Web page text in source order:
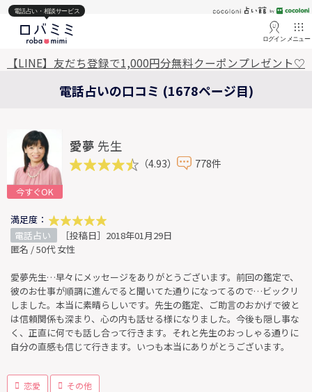
電話占い・相談サービス
ログイン メニュー
【LINE】友だち登録で1,000円分無料クーポンプレゼント♡
電話占いの口コミ (1678ページ目)
今すぐOK
愛夢 先生
（4.93） 778件
満足度：
電話占い
［投稿日］2018年01月29日
匿名 / 50代 女性
愛夢先生…早々にメッセージをありがとうございます。前回の鑑定で、
彼のお仕事が順調に進んでると聞いてた通りになってるので…ビックリ
しました。本当に素晴らしいです。先生の鑑定、ご助言のおかげで彼と
は信頼関係も深まり、心の内も話せる様になりました。今後も隠し事な
く、正直に何でも話し合って行きます。それと先生のおっしゃる通りに
自分の直感も信じて行きます。いつも本当にありがとうございます。
恋愛 その他